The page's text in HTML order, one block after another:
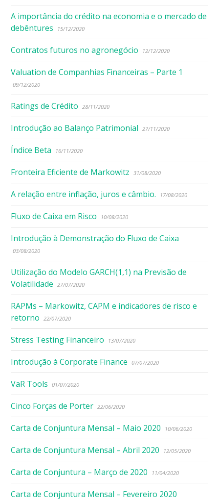
A importância do crédito na economia e o mercado de
debêntures
15/12/2020
Contratos futuros no agronegócio 12/12/2020
Valuation de Companhias Financeiras – Parte 1
09/12/2020
Ratings de Crédito 28/11/2020
Introdução ao Balanço Patrimonial 27/11/2020
Índice Beta 16/11/2020
Fronteira Eficiente de Markowitz 31/08/2020
A relação entre inflação, juros e câmbio. 17/08/2020
Fluxo de Caixa em Risco 10/08/2020
Introdução à Demonstração do Fluxo de Caixa
03/08/2020
Utilização do Modelo GARCH(1,1) na Previsão de
Volatilidade
27/07/2020
RAPMs – Markowitz, CAPM e indicadores de risco e
retorno
22/07/2020
Stress Testing Financeiro 13/07/2020
Introdução à Corporate Finance 07/07/2020
VaR Tools 01/07/2020
Cinco Forças de Porter 22/06/2020
Carta de Conjuntura Mensal – Maio 2020 10/06/2020
Carta de Conjuntura Mensal – Abril 2020 12/05/2020
Carta de Conjuntura – Março de 2020 11/04/2020
Carta de Conjuntura Mensal – Fevereiro 2020